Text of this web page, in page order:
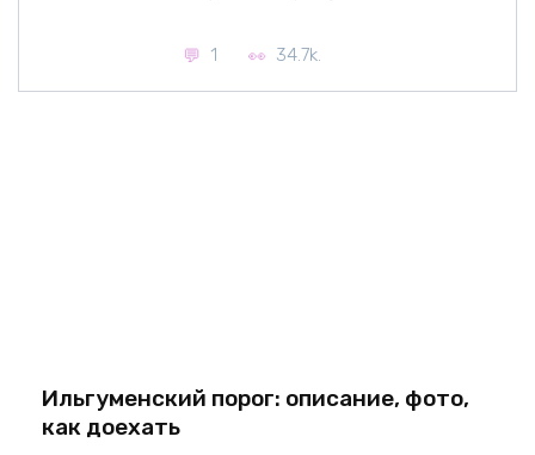
1 34.7k.
Ильгуменский порог: описание, фото,
как доехать